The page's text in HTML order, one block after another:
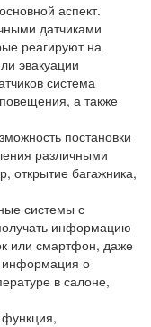
аспект.
датчиками
реагируют на
эвакуации
система
а также
постановки
различными
открытие багажника,
системы с
информацию
или смартфон, даже
информация о
в салоне,